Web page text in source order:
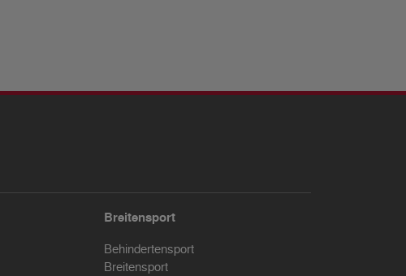
Breitensport
Behindertensport
Breitensport